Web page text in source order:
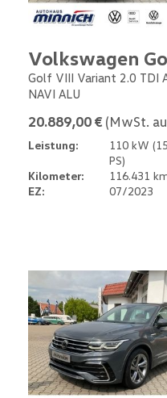
Volkswagen
Golf VIII Variant 2.0 TDI
NAVI ALU
20.889,00 € (MwSt.
Leistung:
110 kW
PS)
Kilometer:
116.431
EZ:
07/2023